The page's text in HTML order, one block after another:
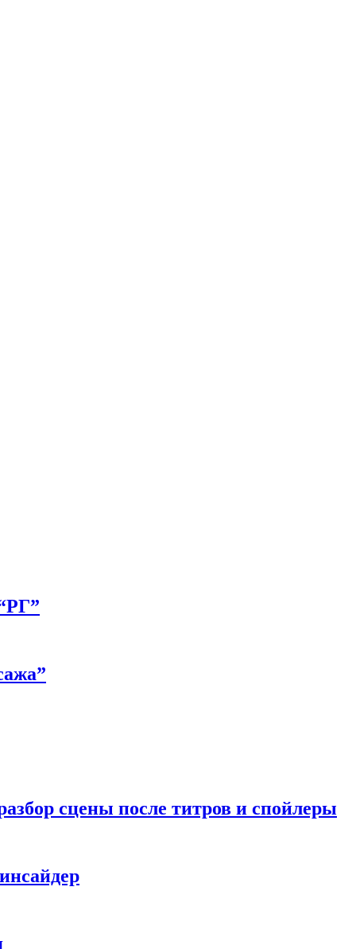
сцены после титров и спойлеры